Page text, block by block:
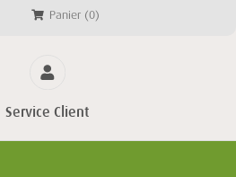
Panier (0)
Service Client